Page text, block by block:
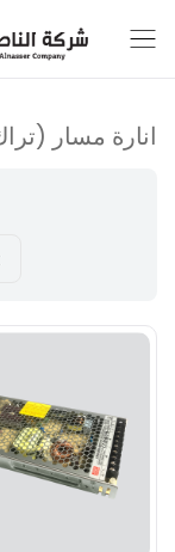
انارة مسار